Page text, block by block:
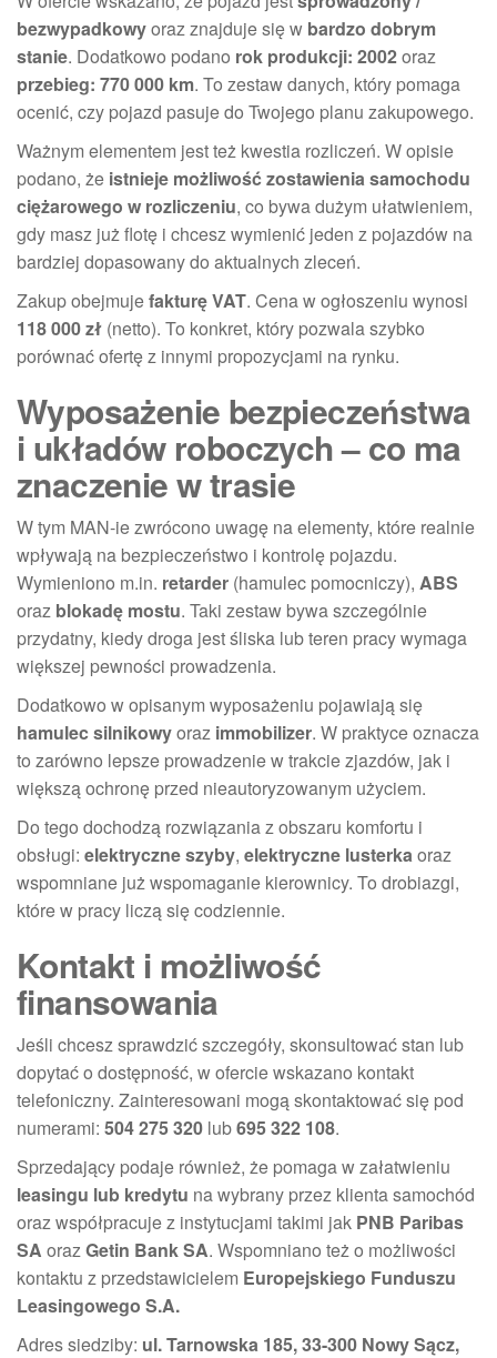
bezwypadkowyoraz znajduje się w bardzo dobrym
stanie. Dodatkowo podano rok produkcji: 2002oraz
przebieg: 770 000 km. To zestaw danych, który pomaga
ocenić, czy pojazd pasuje do Twojego planu zakupowego.
Ważnym elementem jest też kwestia rozliczeń. W opisie
podano, że istnieje możliwość zostawienia samochodu
ciężarowego w rozliczeniu, co bywa dużym ułatwieniem,
gdy masz już flotę i chcesz wymienić jeden z pojazdów na
bardziej dopasowany do aktualnych zleceń.
Zakup obejmujefakturę VAT. Cena w ogłoszeniu wynosi
118 000 zł (netto). To konkret, który pozwala szybko
porównać ofertę z innymi propozycjami na rynku.
Wyposażenie bezpieczeństwa
i układów roboczych – co ma
znaczenie w trasie
W tym MAN-ie zwrócono uwagę na elementy, które realnie
wpływają na bezpieczeństwo i kontrolę pojazdu.
Wymieniono m.in. retarder (hamulec pomocniczy), ABS
oraz blokadę mostu. Taki zestaw bywa szczególnie
przydatny, kiedy droga jest śliska lub teren pracy wymaga
większej pewności prowadzenia.
Dodatkowo w opisanym wyposażeniu pojawiają się
hamulec silnikowyoraz immobilizer. W praktyce oznacza
to zarówno lepsze prowadzenie w trakcie zjazdów, jak i
większą ochronę przed nieautoryzowanym użyciem.
Do tego dochodzą rozwiązania z obszaru komfortu i
obsługi: elektryczne szyby, elektryczne lusterkaoraz
wspomniane już wspomaganie kierownicy. To drobiazgi,
które w pracy liczą się codziennie.
Kontakt i możliwość
finansowania
Jeśli chcesz sprawdzić szczegóły, skonsultować stan lub
dopytać o dostępność, w ofercie wskazano kontakt
telefoniczny. Zainteresowani mogą skontaktować się pod
numerami: 504 275 320 lub695 322 108.
Sprzedający podaje również, że pomaga w załatwieniu
leasingu lub kredytu na wybrany przez klienta samochód
oraz współpracuje z instytucjami takimi jak PNB Paribas
SA orazGetin Bank SA. Wspomniano też o możliwości
kontaktu z przedstawicielem Europejskiego Funduszu
Leasingowego S.A.
Adres siedziby: ul. Tarnowska 185, 33-300 Nowy Sącz,